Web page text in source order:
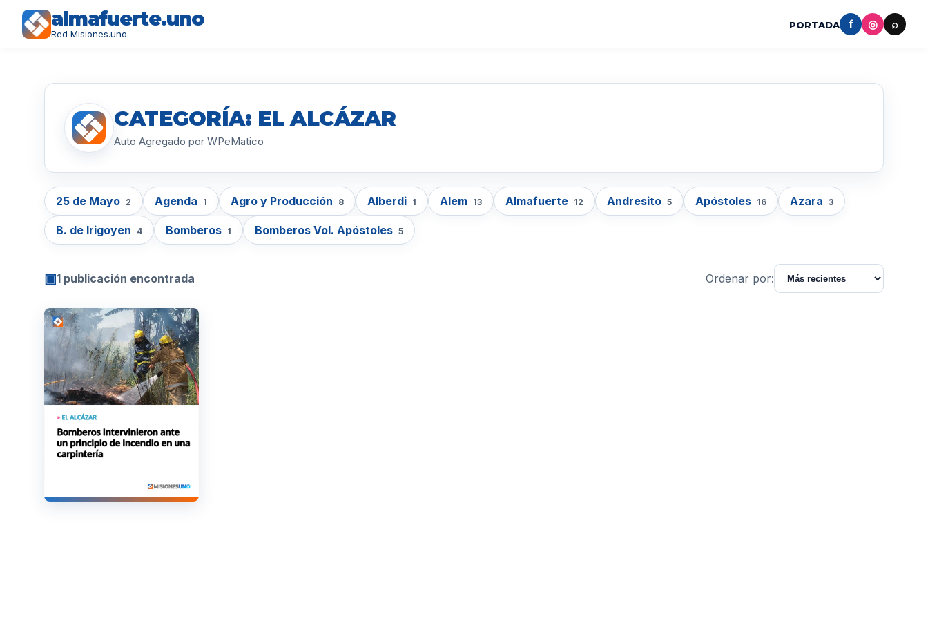
almafuerte.uno
Red Misiones.uno
PORTADA f ◎ ⌕
CATEGORÍA: EL ALCÁZAR
Auto Agregado por WPeMatico
25 de Mayo 2 Agenda 1 Agro y Producción 8 Alberdi 1 Alem 13 Almafuerte 12 Andresito 5 Apóstoles 16 Azara 3
B. de Irigoyen 4 Bomberos 1 Bomberos Vol. Apóstoles 5
▣1 publicación encontrada Ordenar por: